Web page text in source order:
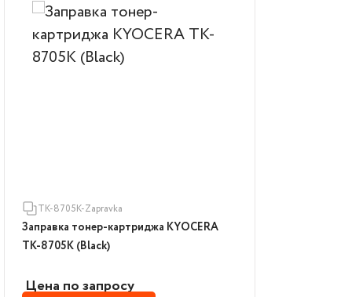
TK-8705K-Zapravka
Заправка тонер-картриджа KYOCERA
TK-8705K (Black)
Цена по запросу